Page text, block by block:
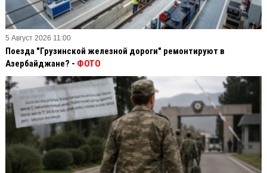
5 Август 2026 11:00
Поезда "Грузинской железной дороги" ремонтируют в
Азербайджане? - ФОТО